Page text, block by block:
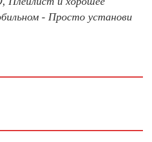
- Просто установи